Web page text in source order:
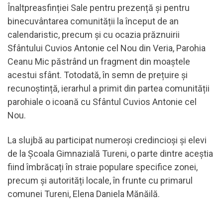
Înaltpreasfinției Sale pentru prezență și pentru
binecuvântarea comunității la început de an
calendaristic, precum și cu ocazia prăznuirii
Sfântului Cuvios Antonie cel Nou din Veria, Parohia
Ceanu Mic păstrând un fragment din moaștele
acestui sfânt. Totodată, în semn de prețuire și
recunoștință, ierarhul a primit din partea comunității
parohiale o icoană cu Sfântul Cuvios Antonie cel
Nou.
La slujbă au participat numeroși credincioși și elevi
de la Școala Gimnazială Tureni, o parte dintre aceștia
fiind îmbrăcați în straie populare specifice zonei,
precum și autorități locale, în frunte cu primarul
comunei Tureni, Elena Daniela Mănăilă.